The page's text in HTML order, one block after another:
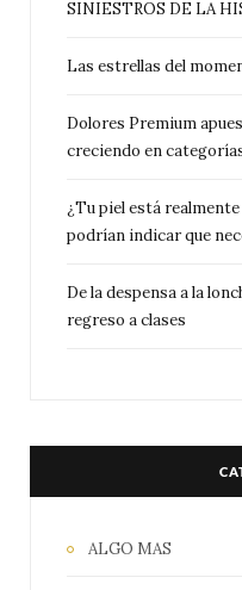
SINIESTROS DE LA
Las estrellas del
Dolores Premium
creciendo en
¿Tu piel está
podrían indicar que
De la despensa a la
regreso a clases
ALGO MAS